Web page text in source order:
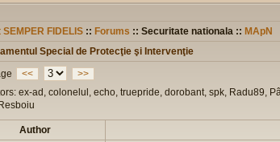
SEMPER FIDELIS :: Forums :: Securitate nationala :: MApN
Special de Protecţie şi Intervenţie
<<
>>
ex-ad, colonelul, echo, truepride, dorobant, spk, Radu89,
Author